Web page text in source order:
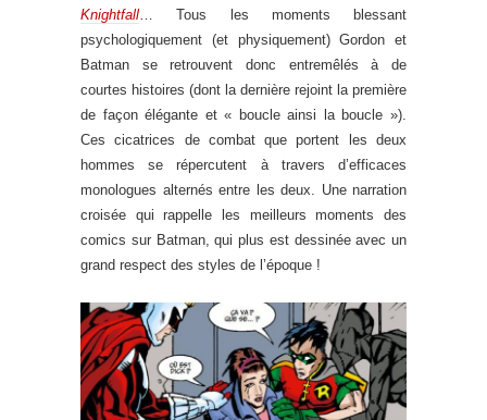
Knightfall… Tous les moments blessant
psychologiquement (et physiquement) Gordon et
Batman se retrouvent donc entremêlés à de
courtes histoires (dont la dernière rejoint la première
de façon élégante et « boucle ainsi la boucle »).
Ces cicatrices de combat que portent les deux
hommes se répercutent à travers d’efficaces
monologues alternés entre les deux. Une narration
croisée qui rappelle les meilleurs moments des
comics sur Batman, qui plus est dessinée avec un
grand respect des styles de l’époque !